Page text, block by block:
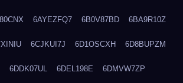
6AYEZFQ7 6B0V87BD 6BA9R10Z
6CJKUI7J 6D1OSCXH 6D8BUPZM
6DDK07UL 6DEL198E 6DMVW7ZP